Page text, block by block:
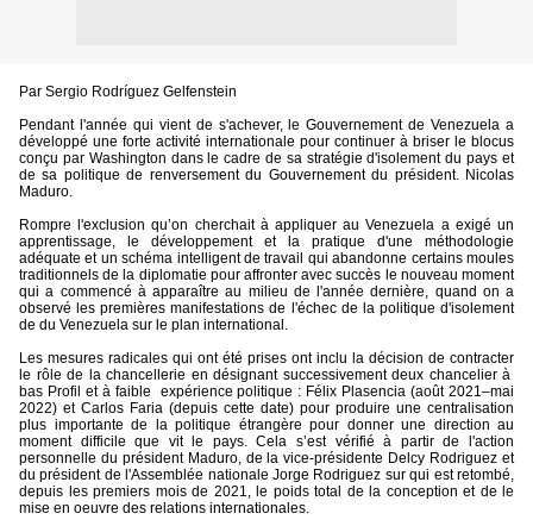
Par Sergio Rodríguez Gelfenstein
Pendant l'année qui vient de s'achever, le Gouvernement de Venezuela a
développé une forte activité internationale pour continuer à briser le blocus
conçu par Washington dans le cadre de sa stratégie d'isolement du pays et
de sa politique de renversement du Gouvernement du président. Nicolas
Maduro.
Rompre l'exclusion qu’on cherchait à appliquer au Venezuela a exigé un
apprentissage, le développement et la pratique d'une méthodologie
adéquate et un schéma intelligent de travail qui abandonne certains moules
traditionnels de la diplomatie pour affronter avec succès le nouveau moment
qui a commencé à apparaître au milieu de l'année dernière, quand on a
observé les premières manifestations de l'échec de la politique d'isolement
de du Venezuela sur le plan international.
Les mesures radicales qui ont été prises ont inclu la décision de contracter
le rôle de la chancellerie en désignant successivement deux chancelier à
bas Profil et à faible
expérience politique : Félix Plasencia (août 2021–mai
2022) et Carlos Faria (depuis cette date) pour produire une centralisation
plus importante de la politique étrangère pour donner une direction au
moment difficile que vit le pays. Cela s’est vérifié à partir de l'action
personnelle du président Maduro, de la vice-présidente Delcy Rodriguez et
du président de l'Assemblée nationale Jorge Rodriguez sur qui est retombé,
depuis les premiers mois de 2021, le poids total de la conception et de le
mise en oeuvre des relations internationales.